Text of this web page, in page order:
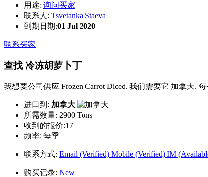
用途: 询问买家
联系人: Tsvetanka Staeva
到期日期:01 Jul 2020
联系买家
查找 冷冻胡萝卜丁
我想要公司供应 Frozen Carrot Diced. 我们需要它 加拿大.
进口到: 加拿大
所需数量: 2900 Tons
收到的报价:17
频率: 每季
联系方式: Email (Verified) Mobile (Verified) IM
购买记录: New